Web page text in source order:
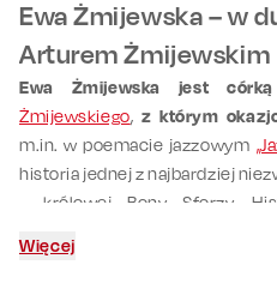
Ewa Żmijewska – w
Arturem Żmijewskim
Ewa Żmijewska jest
Żmijewskiego, z którym
m.in. w poemacie jazzowym
historia jednej z najbardziej
– królowej Bony Sforzy.
współczesnego Stańczyka, a
Więcej